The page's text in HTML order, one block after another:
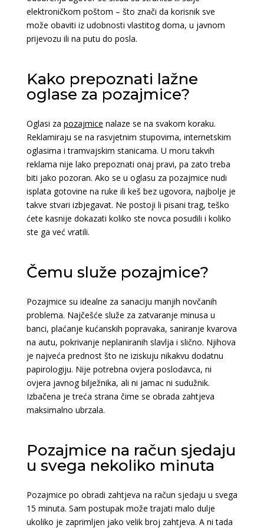
elektroničkom poštom – što znači da korisnik sve
može obaviti iz udobnosti vlastitog doma, u javnom
prijevozu ili na putu do posla.
Kako prepoznati lažne
oglase za pozajmice?
Oglasi za pozajmice nalaze se na svakom koraku.
Reklamiraju se na rasvjetnim stupovima, internetskim
oglasima i tramvajskim stanicama. U moru takvih
reklama nije lako prepoznati onaj pravi, pa zato treba
biti jako pozoran. Ako se u oglasu za pozajmice nudi
isplata gotovine na ruke ili keš bez ugovora, najbolje je
takve stvari izbjegavat. Ne postoji li pisani trag, teško
ćete kasnije dokazati koliko ste novca posudili i koliko
ste ga već vratili.
Čemu služe pozajmice?
Pozajmice su idealne za sanaciju manjih novčanih
problema. Najčešće služe za zatvaranje minusa u
banci, plaćanje kućanskih popravaka, saniranje kvarova
na autu, pokrivanje neplaniranih slavlja i slično. Njihova
je najveća prednost što ne iziskuju nikakvu dodatnu
papirologiju. Nije potrebna ovjera poslodavca, ni
ovjera javnog bilježnika, ali ni jamac ni sudužnik.
Izbačena je treća strana čime se obrada zahtjeva
maksimalno ubrzala.
Pozajmice na račun sjedaju
u svega nekoliko minuta
Pozajmice po obradi zahtjeva na račun sjedaju u svega
15 minuta. Sam postupak može trajati malo dulje
ukoliko je zaprimljen jako velik broj zahtjeva. A ni tada